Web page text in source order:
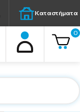
Καταστήματα
0